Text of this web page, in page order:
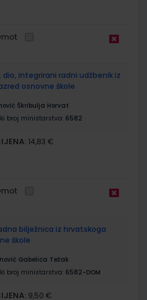
2. dio, integrirani radni udžbenik iz
osnovne škole
Škribulja Horvat
broj ministarstva: 6582
14,83 €
radna bilježnica iz hrvatskoga
škole
Gabelica Težak
broj ministarstva: 6582-DOM
9,50 €